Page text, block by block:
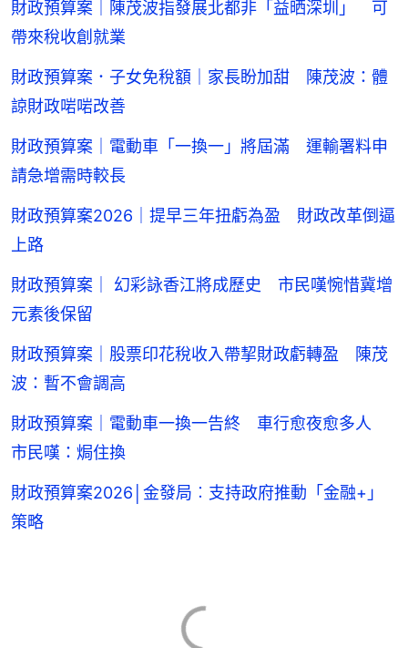
財政預算案｜陳茂波指發展北都非「益晒深圳」 可
帶來稅收創就業
財政預算案．子女免稅額｜家長盼加甜 陳茂波：體
諒財政啱啱改善
財政預算案｜電動車「一換一」將屆滿 運輸署料申
請急增需時較長
財政預算案2026｜提早三年扭虧為盈 財政改革倒逼
上路
財政預算案｜ 幻彩詠香江將成歷史 市民嘆惋惜冀增
元素後保留
財政預算案｜股票印花稅收入帶挈財政虧轉盈 陳茂
波：暫不會調高
財政預算案｜電動車一換一告終 車行愈夜愈多人
市民嘆：焗住換
財政預算案2026│金發局︰支持政府推動「金融+」
策略